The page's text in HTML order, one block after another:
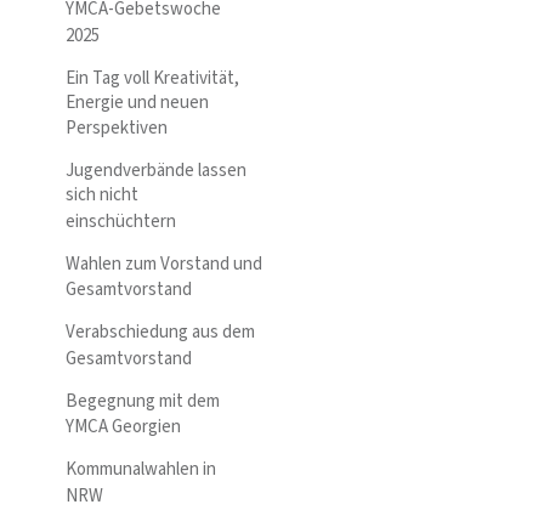
YMCA-Gebetswoche
2025
Ein Tag voll Kreativität,
Energie und neuen
Perspektiven
Jugendverbände lassen
sich nicht
einschüchtern
Wahlen zum Vorstand und
Gesamtvorstand
Verabschiedung aus dem
Gesamtvorstand
Begegnung mit dem
YMCA Georgien
Kommunalwahlen in
NRW